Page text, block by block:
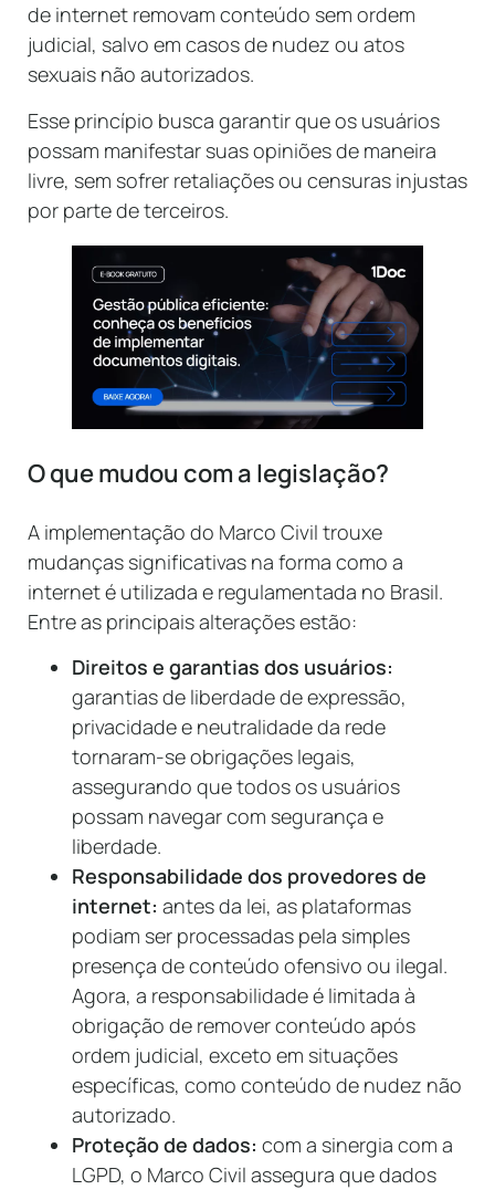
de internet removam conteúdo sem ordem
judicial, salvo em casos de nudez ou atos
sexuais não autorizados.
Esse princípio busca garantir que os usuários
possam manifestar suas opiniões de maneira
livre, sem sofrer retaliações ou censuras injustas
por parte de terceiros.
O que mudou com a legislação?
A implementação do Marco Civil trouxe
mudanças significativas na forma como a
internet é utilizada e regulamentada no Brasil.
Entre as principais alterações estão:
Direitos e garantias dos usuários:
garantias de liberdade de expressão,
privacidade e neutralidade da rede
tornaram-se obrigações legais,
assegurando que todos os usuários
possam navegar com segurança e
liberdade.
Responsabilidade dos provedores de
internet: antes da lei, as plataformas
podiam ser processadas pela simples
presença de conteúdo ofensivo ou ilegal.
Agora, a responsabilidade é limitada à
obrigação de remover conteúdo após
ordem judicial, exceto em situações
específicas, como conteúdo de nudez não
autorizado.
Proteção de dados: com a sinergia com a
LGPD, o Marco Civil assegura que dados